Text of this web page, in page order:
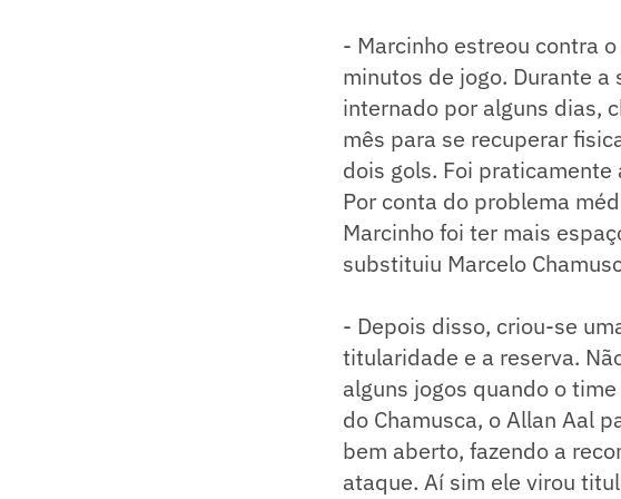
- Marcinho estreou contra
minutos de jogo. Durante
internado por alguns dias,
mês para se recuperar
dois gols. Foi
Por conta do problema
Marcinho foi ter mais
substituiu Marcelo
- Depois disso, criou-se
titularidade e a reserva.
alguns jogos quando o
do Chamusca, o Allan Aal
bem aberto, fazendo a
ataque. Aí sim ele virou